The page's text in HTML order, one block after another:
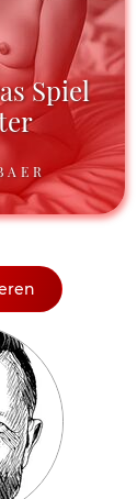
Spiel